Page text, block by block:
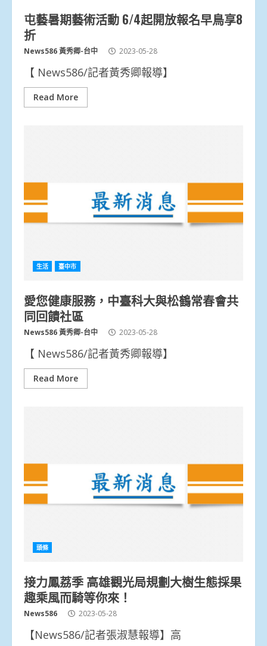
屯藝暑期藝術活動 6/4起開放報名早鳥享8
折
News586 黃秀卿-台中 2023-05-28
【 News586/記者黃秀卿報導】
Read More
生活 臺中市
愛您健康服務，中臺科大與松鶴常春會共
同回饋社區
News586 黃秀卿-台中 2023-05-28
【 News586/記者黃秀卿報導】
Read More
頭條
接力鳳荔季 高雄觀光局規劃大樹生態採果
趣乘風而騎等你來！
News586 2023-05-28
【News586/記者張淑慧報導】高